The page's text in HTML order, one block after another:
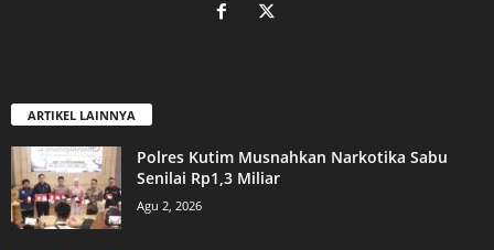
ARTIKEL LAINNYA
Polres Kutim Musnahkan Narkotika Sabu
Senilai Rp1,3 Miliar
Agu 2, 2026